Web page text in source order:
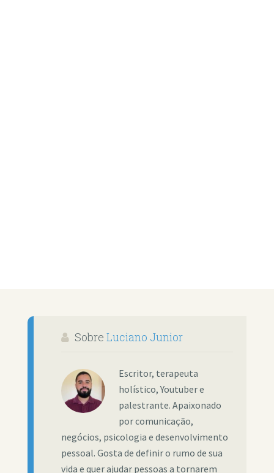
Sobre Luciano Junior
Escritor, terapeuta
holístico, Youtuber e
palestrante. Apaixonado
por comunicação,
negócios, psicologia e desenvolvimento
pessoal. Gosta de definir o rumo de sua
vida e quer ajudar pessoas a tornarem